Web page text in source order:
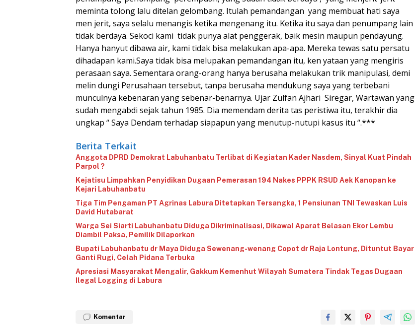
meminta tolong lalu ditelan gelombang. Itulah pemandangan yang membuat hati saya
men jerit, saya selalu menangis ketika mengenang itu. Ketika itu saya dan penumpang lain
tidak berdaya. Sekoci kami tidak punya alat penggerak, baik mesin maupun pendayung.
Hanya hanyut dibawa air, kami tidak bisa melakukan apa-apa. Mereka tewas satu persatu
dihadapan kami.Saya tidak bisa melupakan pemandangan itu, ken yataan yang mengiris
perasaan saya. Sementara orang-orang hanya berusaha melakukan trik manipulasi, demi
melin dungi Perusahaan tersebut, tanpa berusaha mendukung saya yang terbebani
munculnya kebenaran yang sebenar-benarnya. Ujar Zulfan Ajhari Siregar, Wartawan yang
sudah mengabdi sejak tahun 1985. Dia memendam derita tas peristiwa itu, terakhir dia
ungkap “ Saya Dendam terhadap siapapun yang menutup-nutupi kasus itu “.***
Berita Terkait
‎Anggota DPRD Demokrat Labuhanbatu Terlibat di Kegiatan Kader Nasdem, Sinyal Kuat Pindah
Parpol ?
‎Kejatisu Limpahkan Penyidikan Dugaan Pemerasan 194 Nakes PPPK RSUD Aek Kanopan ke
Kejari Labuhanbatu
Tiga Tim Pengaman PT Agrinas Labura Ditetapkan Tersangka, 1 Pensiunan TNI Tewaskan Luis
David Hutabarat
‎Warga Sei Siarti Labuhanbatu Diduga Dikriminalisasi, Dikawal Aparat Belasan Ekor Lembu
Diambil Paksa, Pemilik Dilaporkan
‎Bupati Labuhanbatu dr Maya Diduga Sewenang-wenang Copot dr Raja Lontung, Dituntut Bayar
Ganti Rugi, Celah Pidana Terbuka
Apresiasi Masyarakat Mengalir, Gakkum Kemenhut Wilayah Sumatera Tindak Tegas Dugaan
Ilegal Logging di Labura
Komentar